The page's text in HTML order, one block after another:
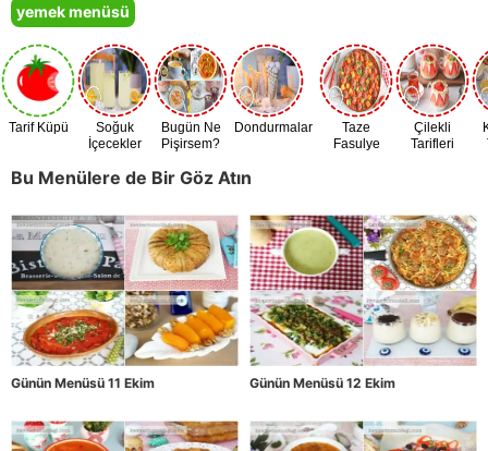
yemek menüsü
Tarif Küpü
Soğuk
İçecekler
Bugün Ne
Pişirsem?
Dondurmalar
Taze
Fasulye
Çilekli
Tarifleri
Bu Menülere de Bir Göz Atın
Günün Menüsü 11 Ekim Günün Menüsü 12 Ekim